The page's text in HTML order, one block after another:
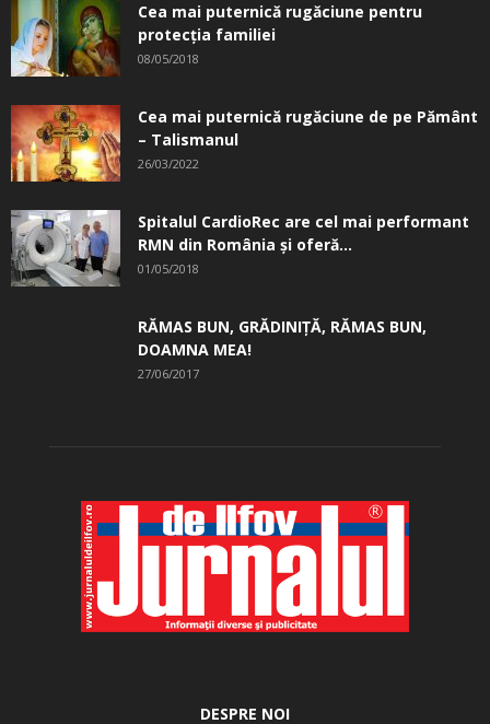
Cea mai puternică rugăciune pentru
protecția familiei
08/05/2018
Cea mai puternică rugăciune de pe Pământ
– Talismanul
26/03/2022
Spitalul CardioRec are cel mai performant
RMN din România și oferă...
01/05/2018
RĂMAS BUN, GRĂDINIŢĂ, ­RĂMAS BUN,
DOAMNA MEA!
27/06/2017
DESPRE NOI